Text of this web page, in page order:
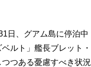
日、グアム島に停泊中
ルト」艦長ブレット
つある憂慮すべき状